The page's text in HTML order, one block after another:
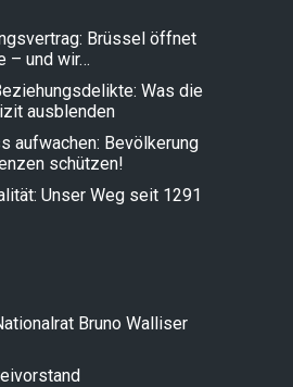
Brüssel öffnet
– und wir…
Was die
ausblenden
aufwachen: Bevölkerung
schützen!
Unser Weg seit 1291
Bruno Walliser